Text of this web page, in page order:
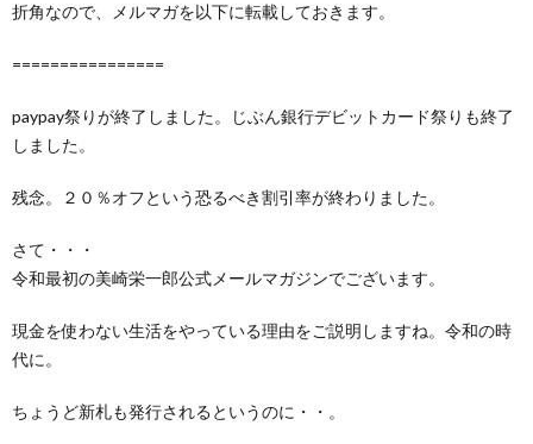
折角なので、メルマガを以下に転載しておきます。
================
paypay祭りが終了しました。じぶん銀行デビットカード祭りも終了
しました。
残念。２０％オフという恐るべき割引率が終わりました。
さて・・・
令和最初の美崎栄一郎公式メールマガジンでございます。
現金を使わない生活をやっている理由をご説明しますね。令和の時
代に。
ちょうど新札も発行されるというのに・・。